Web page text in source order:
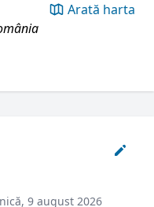
Arată harta
9 august 2026